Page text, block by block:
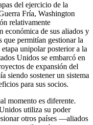
del ejercicio de la
Fría, Washington
relativamente
económica de sus aliados y
que permitían gestionar la
unipolar posterior a la
Unidos se embarcó en
de expansión del
siendo sostener un sistema
para sus socios.
momento es diferente.
utiliza su poder
otros países —aliados